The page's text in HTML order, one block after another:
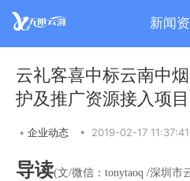
新闻
云礼客喜中标云南中
护及推广资源接入项
• 企业动态 • 2019-02-17 11:37:41
导读(文/微信：tonytaoq /深圳市